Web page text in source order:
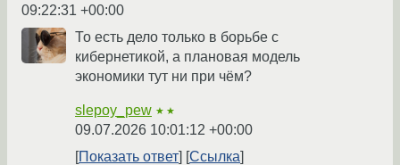
09:22:31 +00:00
То есть дело только в борьбе с
кибернетикой, а плановая модель
экономики тут ни при чём?
slepoy_pew ★★
09.07.2026 10:01:12 +00:00
Показать ответ
Ссылка